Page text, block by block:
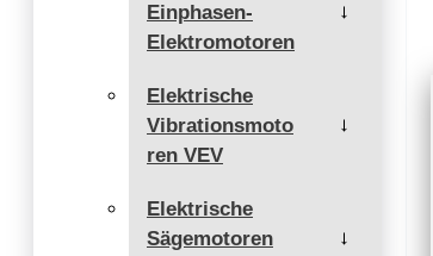
Einphasen-
Elektromotoren
→
Elektrische
Vibrationsmoto
ren VEV
→
Elektrische
Sägemotoren
→